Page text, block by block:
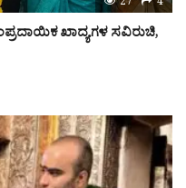
27 4
ಖಾದ್ಯಗಳ ಸವಿರುಚಿ,